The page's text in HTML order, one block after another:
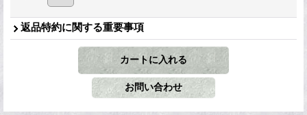
返品特約に関する重要事項